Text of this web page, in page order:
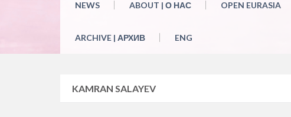
NEWS ABOUT | О НАС OPEN EURASIA
ARCHIVE | АРХИВ ENG
KAMRAN SALAYEV